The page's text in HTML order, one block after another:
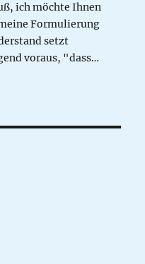
ich möchte Ihnen
Formulierung
setzt
voraus, "dass…